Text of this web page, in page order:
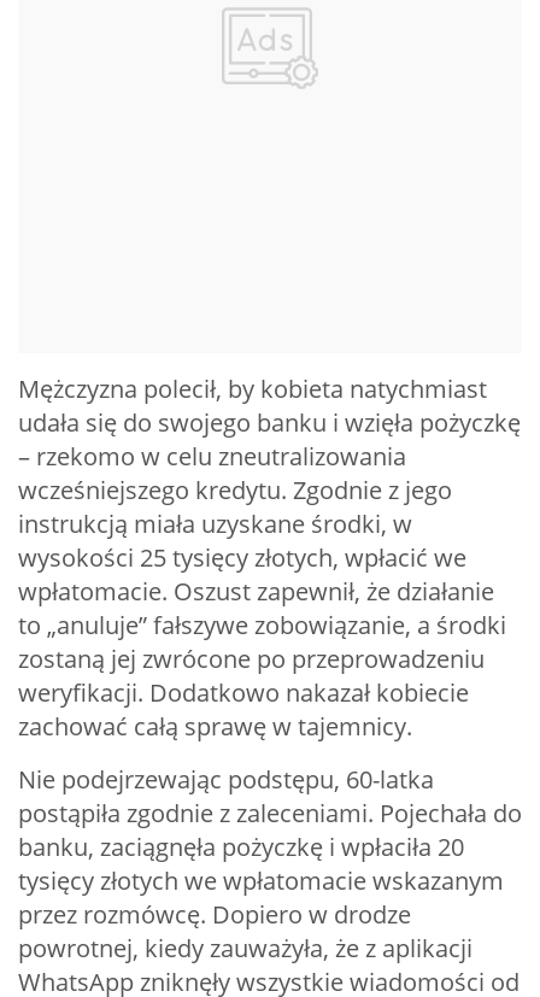
Mężczyzna polecił, by kobieta natychmiast
udała się do swojego banku i wzięła pożyczkę
– rzekomo w celu zneutralizowania
wcześniejszego kredytu. Zgodnie z jego
instrukcją miała uzyskane środki, w
wysokości 25 tysięcy złotych, wpłacić we
wpłatomacie. Oszust zapewnił, że działanie
to „anuluje” fałszywe zobowiązanie, a środki
zostaną jej zwrócone po przeprowadzeniu
weryfikacji. Dodatkowo nakazał kobiecie
zachować całą sprawę w tajemnicy.
Nie podejrzewając podstępu, 60-latka
postąpiła zgodnie z zaleceniami. Pojechała do
banku, zaciągnęła pożyczkę i wpłaciła 20
tysięcy złotych we wpłatomacie wskazanym
przez rozmówcę. Dopiero w drodze
powrotnej, kiedy zauważyła, że z aplikacji
WhatsApp zniknęły wszystkie wiadomości od